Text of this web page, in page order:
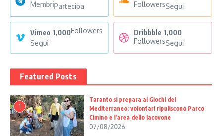
MembriPartecipa
FollowersSegui
Vimeo 1,000Followers
Segui
Dribbble 1,000
FollowersSegui
Featured Posts
1
Taranto si prepara ai Giochi del
Mediterraneo: volontari ripuliscono Parco
Cimino e l’area dello Iacovone
07/08/2026